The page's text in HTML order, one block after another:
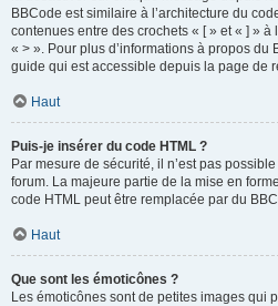
BBCode est similaire à l’architecture du
contenues entre des crochets « [ » et « ] »
« > ». Pour plus d’informations à propos du
guide qui est accessible depuis la page de
Haut
Puis-je insérer du code HTML ?
Par mesure de sécurité, il n’est pas
forum. La majeure partie de la mise en
code HTML peut être remplacée par du
Haut
Que sont les émoticônes ?
Les émoticônes sont de petites images qui